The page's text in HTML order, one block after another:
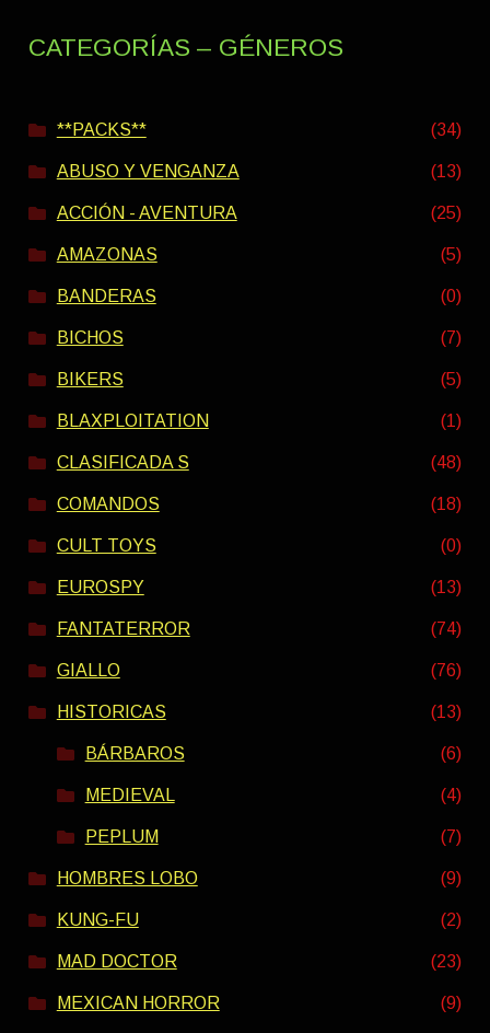
CATEGORÍAS – GÉNEROS
**PACKS** (34)
ABUSO Y VENGANZA (13)
ACCIÓN - AVENTURA (25)
AMAZONAS (5)
BANDERAS (0)
BICHOS (7)
BIKERS (5)
BLAXPLOITATION (1)
CLASIFICADA S (48)
COMANDOS (18)
CULT TOYS (0)
EUROSPY (13)
FANTATERROR (74)
GIALLO (76)
HISTORICAS (13)
BÁRBAROS (6)
MEDIEVAL (4)
PEPLUM (7)
HOMBRES LOBO (9)
KUNG-FU (2)
MAD DOCTOR (23)
MEXICAN HORROR (9)